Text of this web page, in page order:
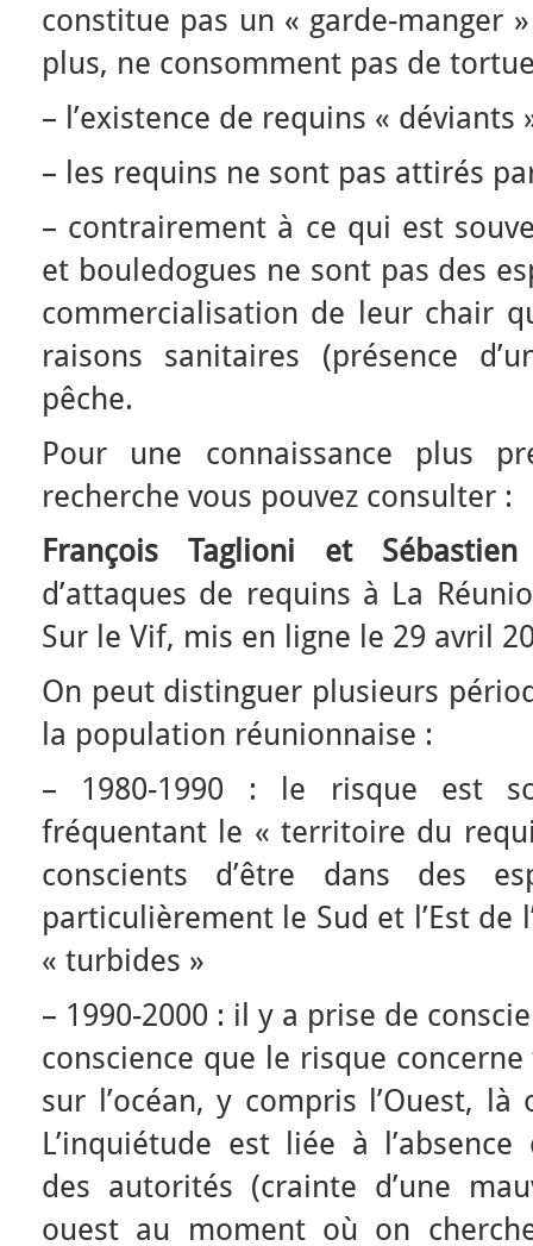
constitue pas un « garde-manger
plus, ne consomment pas de
– l’existence de requins «
– les requins ne sont pas attirés
– contrairement à ce qui est
et bouledogues ne sont pas des
commercialisation de leur chair
raisons sanitaires (présence
pêche.
Pour une connaissance plus
recherche vous pouvez consulter :
François Taglioni et
d’attaques de requins à La
Sur le Vif, mis en ligne le 29 avril
On peut distinguer plusieurs
la population réunionnaise :
– 1980-1990 : le risque est
fréquentant le « territoire du
conscients d’être dans des
particulièrement le Sud et l’Est de
« turbides »
– 1990-2000 : il y a prise de
conscience que le risque
sur l’océan, y compris l’Ouest,
L’inquiétude est liée à
des autorités (crainte d’une
ouest au moment où on